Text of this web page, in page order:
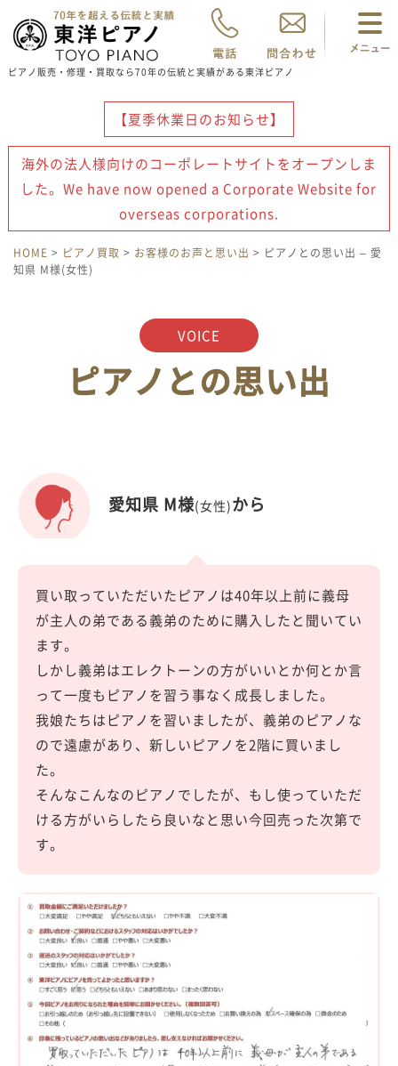
ピアノ販売・修理・買取なら70年の伝統と実績がある東洋ピアノ
【夏季休業日のお知らせ】
海外の法人様向けのコーポレートサイトをオープンしま
した。We have now opened a Corporate Website for
overseas corporations.
HOME > ピアノ買取 > お客様のお声と思い出 > ピアノとの思い出 – 愛
知県 M様(女性)
VOICE
ピアノとの思い出
愛知県 M様(女性)から
買い取っていただいたピアノは40年以上前に義母
が主人の弟である義弟のために購入したと聞いてい
ます。
しかし義弟はエレクトーンの方がいいとか何とか言
って一度もピアノを習う事なく成長しました。
我娘たちはピアノを習いましたが、義弟のピアノな
ので遠慮があり、新しいピアノを2階に買いまし
た。
そんなこんなのピアノでしたが、もし使っていただ
ける方がいらしたら良いなと思い今回売った次第で
す。